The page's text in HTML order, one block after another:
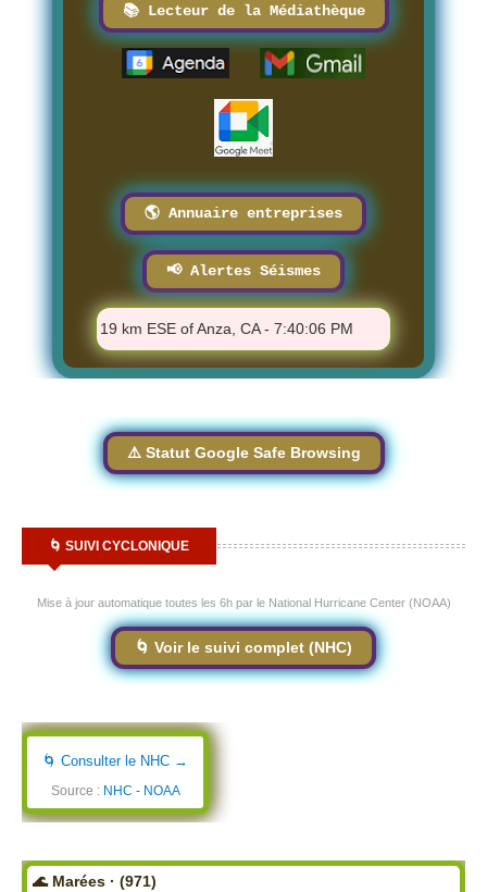
📚 Lecteur de la Médiathèque
🌎 Annuaire entreprises
📢 Alertes Séismes
M 1.16 - 19 km ESE of Anza, CA - 7:40:06 PM
⚠️ Statut Google Safe Browsing
🌀 SUIVI CYCLONIQUE
Mise à jour automatique toutes les 6h par le National Hurricane Center (NOAA)
🌀 Voir le suivi complet (NHC)
🌀 Consulter le NHC →
Source : NHC - NOAA
🌊 Marées · (971)